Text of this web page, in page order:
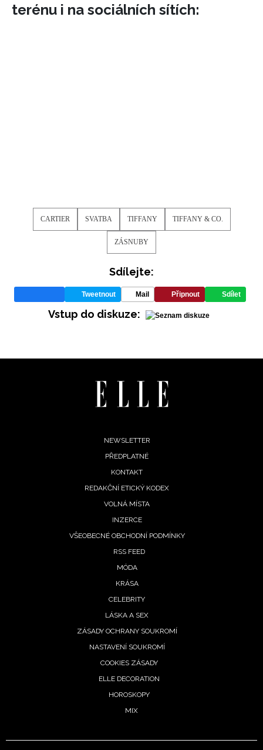
INFORMACE
terénu i na sociálních sítích:
CARTIER SVATBA TIFFANY TIFFANY & CO.
ZÁSNUBY
Sdílejte:
Tweetnout Mail Připnout Sdílet
Vstup do diskuze:
NEWSLETTER
PŘEDPLATNÉ
KONTAKT
REDAKČNÍ ETICKÝ KODEX
VOLNÁ MÍSTA
INZERCE
VŠEOBECNÉ OBCHODNÍ PODMÍNKY
RSS FEED
MÓDA
KRÁSA
CELEBRITY
LÁSKA A SEX
ZÁSADY OCHRANY SOUKROMÍ
NASTAVENÍ SOUKROMÍ
COOKIES ZÁSADY
ELLE DECORATION
HOROSKOPY
MIX